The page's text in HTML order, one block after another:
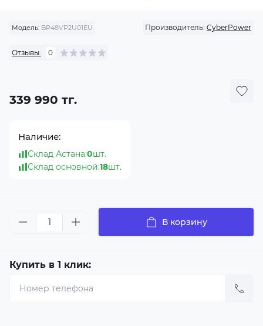
Модель: BP48VP2U01EU Производитель: CyberPower
Отзывы: 0
339 990 тг.
Наличие:
Склад Астана:0шт.
Склад основной:18шт.
В корзину
Купить в 1 клик: